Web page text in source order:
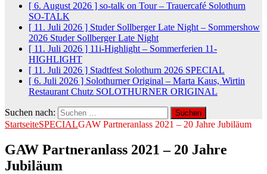
[ 6. August 2026 ] so-talk on Tour – Trauercafé Solothurn
SO-TALK
[ 11. Juli 2026 ] Studer Sollberger Late Night – Sommershow
2026 Studer Sollberger Late Night
[ 11. Juli 2026 ] 11i-Highlight – Sommerferien 11-
HIGHLIGHT
[ 11. Juli 2026 ] Stadtfest Solothurn 2026 SPECIAL
[ 6. Juli 2026 ] Solothurner Original – Marta Kaus, Wirtin
Restaurant Chutz SOLOTHURNER ORIGINAL
Suchen nach:
StartseiteSPECIALGAW Partneranlass 2021 – 20 Jahre Jubiläum
GAW Partneranlass 2021 – 20 Jahre
Jubiläum